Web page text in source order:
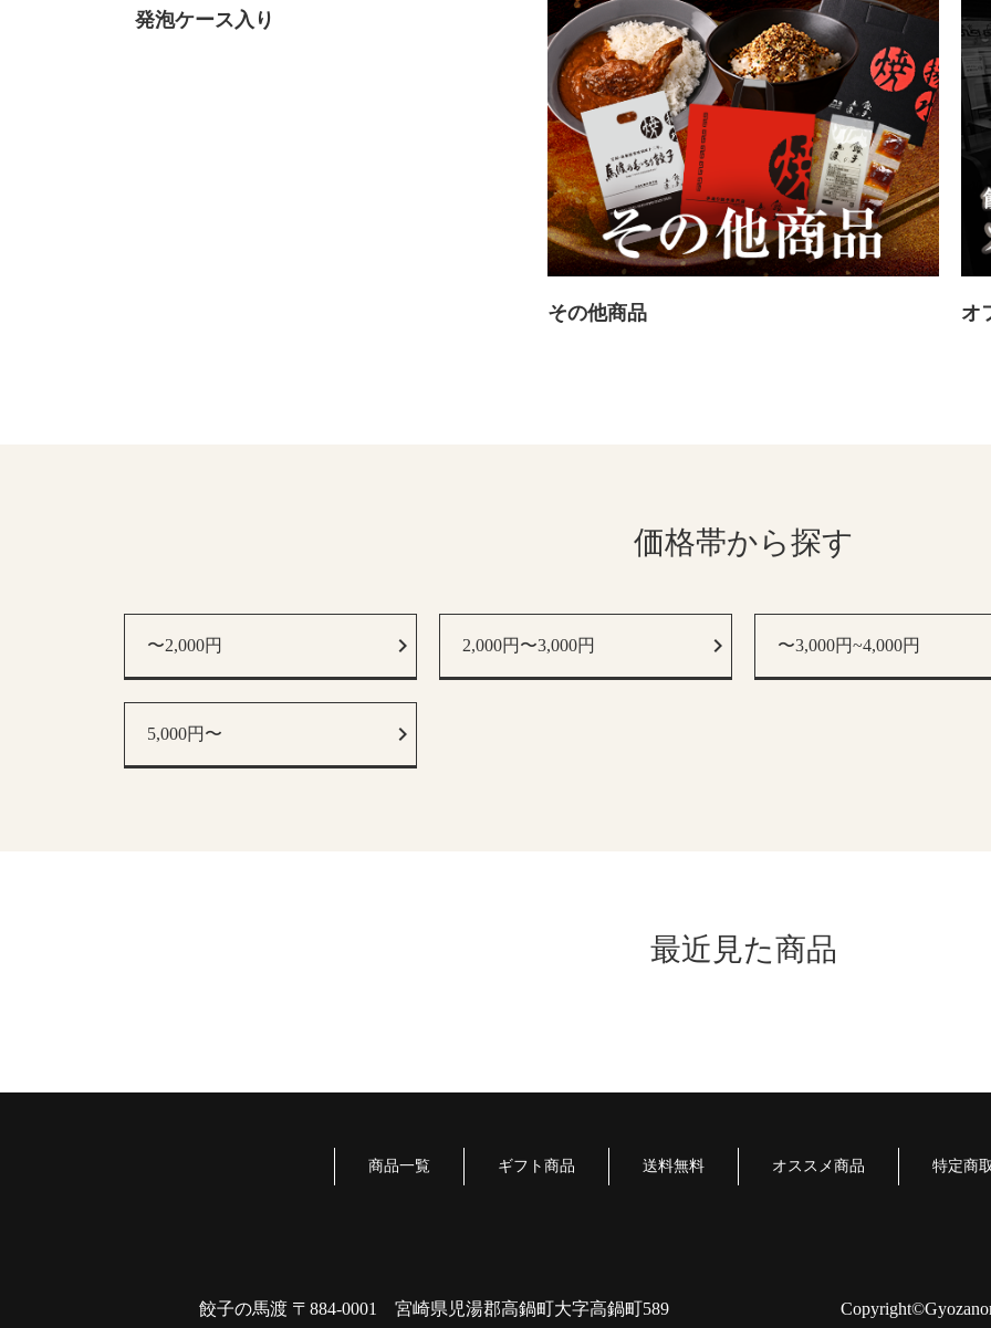
発泡ケース入り
その他商品 オ
価格帯から探す
〜2,000円 2,000円〜3,000円 〜3,000円~4,000円
5,000円〜
最近見た商品
商品一覧 ギフト商品 送料無料 オススメ商品 特定商
餃子の馬渡 〒884-0001 宮崎県児湯郡高鍋町大字高鍋町589